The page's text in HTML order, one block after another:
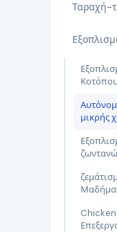
Ταραχή-
μικρής